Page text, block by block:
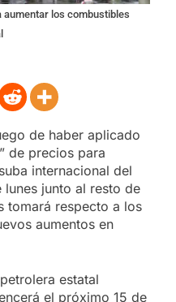
aumentar los combustibles
de haber aplicado
de precios para
internacional del
lunes junto al resto de
tomará respecto a los
aumentos en
estatal
el próximo 15 de